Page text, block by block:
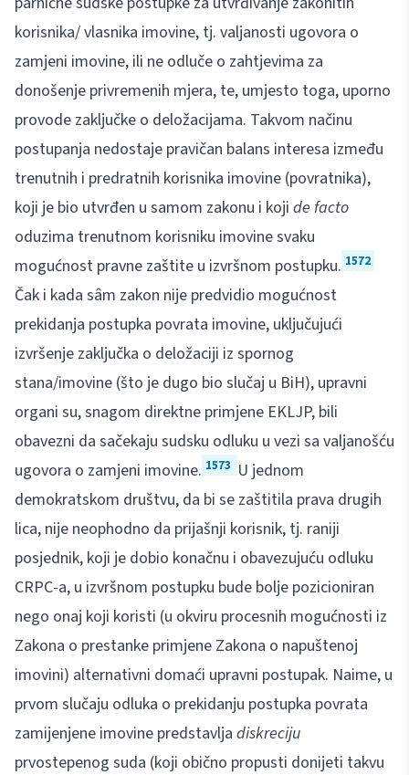
korisnika/ vlasnika imovine, tj. valjanosti ugovora o
zamjeni imovine, ili ne odluče o zahtjevima za
donošenje privremenih mjera, te, umjesto toga, uporno
provode zaključke o deložacijama. Takvom načinu
postupanja nedostaje pravičan balans interesa između
trenutnih i predratnih korisnika imovine (povratnika),
koji je bio utvrđen u samom zakonu i koji de facto
oduzima trenutnom korisniku imovine svaku
mogućnost pravne zaštite u izvršnom postupku. 1572
Čak i kada sâm zakon nije predvidio mogućnost
prekidanja postupka povrata imovine, uključujući
izvršenje zaključka o deložaciji iz spornog
stana/imovine (što je dugo bio slučaj u BiH), upravni
organi su, snagom direktne primjene EKLJP, bili
obavezni da sačekaju sudsku odluku u vezi sa valjanošću
ugovora o zamjeni imovine. 1573 U jednom
demokratskom društvu, da bi se zaštitila prava drugih
lica, nije neophodno da prijašnji korisnik, tj. raniji
posjednik, koji je dobio konačnu i obavezujuću odluku
CRPC-a, u izvršnom postupku bude bolje pozicioniran
nego onaj koji koristi (u okviru procesnih mogućnosti iz
Zakona o prestanke primjene Zakona o napuštenoj
imovini) alternativni domaći upravni postupak. Naime, u
prvom slučaju odluka o prekidanju postupka povrata
zamijenjene imovine predstavlja diskreciju
prvostepenog suda (koji obično propusti donijeti takvu